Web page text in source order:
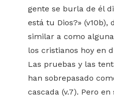
gente se burla de él
está tu Dios?»
similar a como
los cristianos hoy en
Las pruebas y las
han sobrepasado
cascada (v.7). Pero